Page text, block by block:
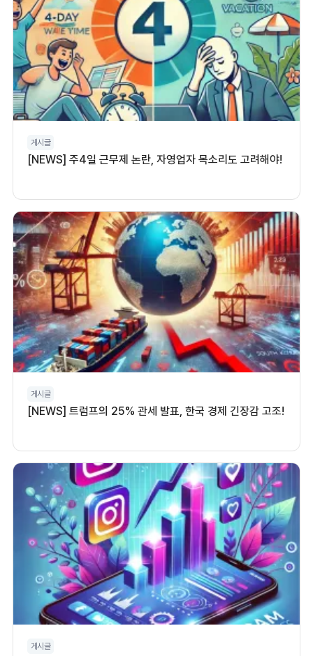
게시글
[NEWS] 주4일 근무제 논란, 자영업자 목소리도 고려해야!
게시글
[NEWS] 트럼프의 25% 관세 발표, 한국 경제 긴장감 고조!
게시글